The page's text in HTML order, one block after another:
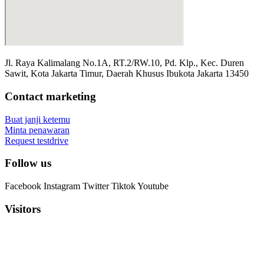
Jl. Raya Kalimalang No.1A, RT.2/RW.10, Pd. Klp., Kec. Duren
Sawit, Kota Jakarta Timur, Daerah Khusus Ibukota Jakarta 13450
Contact marketing
Buat janji ketemu
Minta penawaran
Request testdrive
Follow us
Facebook Instagram Twitter TiktokYoutube
Visitors